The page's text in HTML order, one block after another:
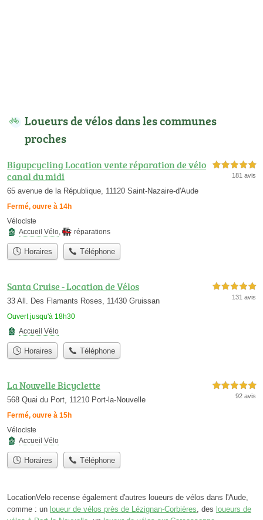
Loueurs de vélos dans les communes
proches
Bigupcycling Location vente réparation de vélo
canal du midi
65 avenue de la République, 11120 Saint-Nazaire-d'Aude
Fermé, ouvre à 14h
5,0 étoiles sur 5
181 avis
Vélociste
Accueil Vélo, réparations
Horaires Téléphone
Santa Cruise - Location de Vélos
33 All. Des Flamants Roses, 11430 Gruissan
Ouvert jusqu'à 18h30
5,0 étoiles sur 5
131 avis
Accueil Vélo
Horaires Téléphone
La Nouvelle Bicyclette
568 Quai du Port, 11210 Port-la-Nouvelle
Fermé, ouvre à 15h
5,0 étoiles sur 5
92 avis
Vélociste
Accueil Vélo
Horaires Téléphone
LocationVelo recense également d'autres loueurs de vélos dans l'Aude,
comme : un loueur de vélos près de Lézignan-Corbières, des loueurs de